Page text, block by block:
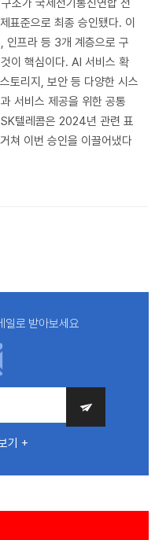
조가 국제전기통신연합 전
표준으로 최종 승인됐다. 이
인프라 등 3개 계층으로 구
이 핵심이다. AI 서비스 확
토리지, 보안 등 다양한 시스
서비스 제공을 위한 공통
텔레콤은 2024년 관련 표
쳐 이번 승인을 이끌어냈다
일로 받아보세요
기 +